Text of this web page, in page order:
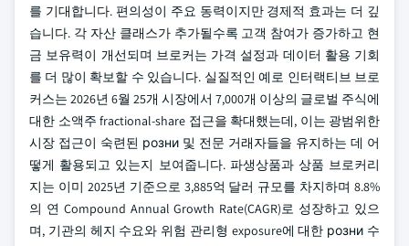
를 기대합니다. 편의성이 주요 동력이지만 경제적 효과는 더 깊
습니다. 각 자산 클래스가 추가될수록 고객 참여가 증가하고 현
금 보유력이 개선되며 브로커는 가격 설정과 데이터 활용 기회
를 더 많이 확보할 수 있습니다. 실질적인 예로 인터랙티브 브로
커스는 2026년 6월 25개 시장에서 7,000개 이상의 글로벌 주식에
대한 소액주 fractional-share 접근을 확대했는데, 이는 광범위한
시장 접근이 숙련된 розни 및 전문 거래자들을 유지하는 데 어
떻게 활용되고 있는지 보여줍니다. 파생상품과 상품 브로커리
지는 이미 2025년 기준으로 3,885억 달러 규모를 차지하며 8.8%
의 연 Compound Annual Growth Rate(CAGR)로 성장하고 있으
며, 기관의 헤지 수요와 위험 관리형 exposure에 대한 розни 수